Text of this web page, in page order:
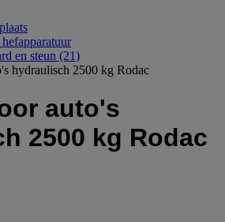
en steun (21)
hydraulisch 2500 kg Rodac
auto's
2500 kg Rodac